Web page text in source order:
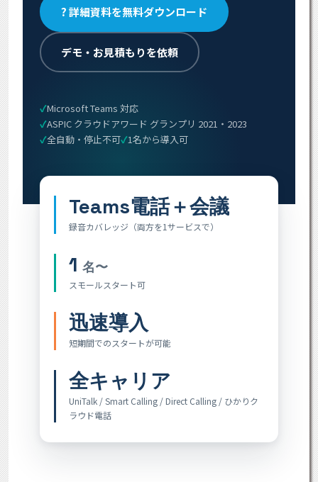
? 詳細資料を無料ダウンロード
デモ・お見積もりを依頼
Microsoft Teams 対応
ASPIC クラウドアワード グランプリ 2021・2023
全自動・停止不可 1名から導入可
Teams電話＋会議
録音カバレッジ（両方を1サービスで）
1 名〜
スモールスタート可
迅速導入
短期間でのスタートが可能
全キャリア
UniTalk / Smart Calling / Direct Calling / ひかりク
ラウド電話